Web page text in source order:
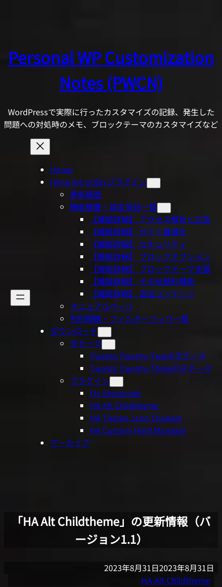
Personal WP Customization
Notes (PWCN)
WordPressで実際に行ったカスタマイズの記録、発生した
問題への対処時のメモ、ブロックテーマのカスタマイズなど
Home
Hima Art Utilityプラグイン
更新履歴
機能概要・設定項目一覧
【機能詳細】 アクセス解析と広告
【機能詳細】 サイト最適化
【機能詳細】 セキュリティ
【機能詳細】 ブロックオプション
【機能詳細】 ブロックテーマ支援
【機能詳細】 その他便利機能
【機能詳細】 追加コンテンツ
マニュアルページ
判別関数・フィルターフック一覧
ダウンロード
子テーマ
Twenty Twenty-Twoの子テーマ
Twenty Twenty-Threeの子テーマ
プラグイン
Fix Shortcode
HA Alt Childtheme
HA Theme Json Changer
HA Custom Field Manager
アーカイブ
「HA Alt Childtheme」の更新情報（バ
ージョン1.1）
2023年8月31日2023年8月31日
HA Alt Childtheme